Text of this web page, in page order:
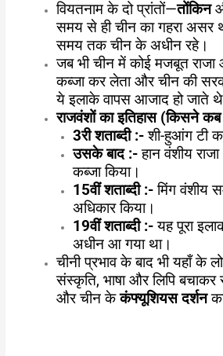
वियतनाम के दो प्रांतों—तोंकिन
समय से ही चीन का गहरा असर
समय तक चीन के अधीन रहे।
जब भी चीन में कोई मजबूत राजा
कब्जा कर लेता और चीन की
ये इलाके वापस आजाद हो जाते
राजवंशों का इतिहास (किसने कब
3री शताब्दी :-शी-हुआंग टी
उसके बाद :-हान वंशीय राजा
कब्जा किया।
15वीं शताब्दी :-मिंग वंशीय
अधिकार किया।
19वीं शताब्दी :-यह पूरा
अधीन आ गया था।
चीनी प्रभाव के बाद भी यहाँ के
संस्कृति, भाषा और लिपि
और चीन केकंफ्यूशियस दर्शन